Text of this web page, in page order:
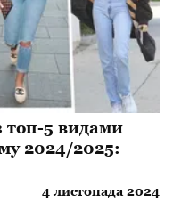
топ-5 видами
2024/2025:
4 листопада 2024